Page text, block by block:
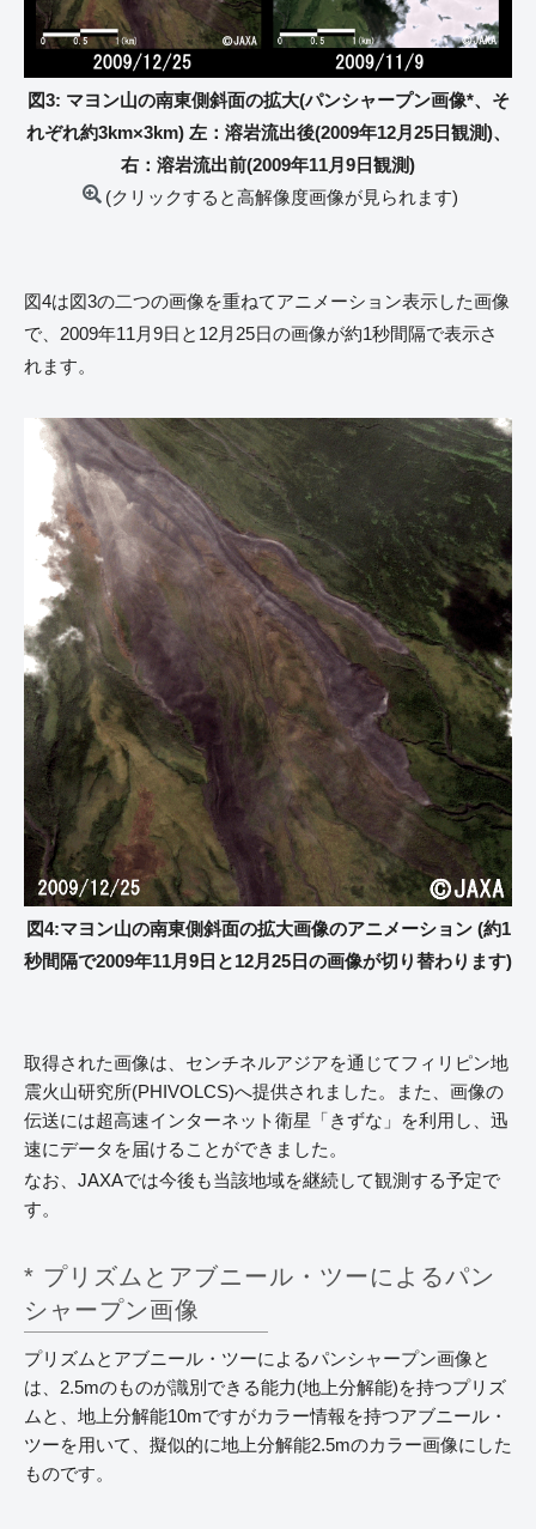
図3: マヨン山の南東側斜面の拡大(パンシャープン画像*、そ
れぞれ約3km×3km) 左：溶岩流出後(2009年12月25日観測)、
右：溶岩流出前(2009年11月9日観測)
(クリックすると高解像度画像が見られます)
図4は図3の二つの画像を重ねてアニメーション表示した画像
で、2009年11月9日と12月25日の画像が約1秒間隔で表示さ
れます。
図4:マヨン山の南東側斜面の拡大画像のアニメーション (約1
秒間隔で2009年11月9日と12月25日の画像が切り替わります)
取得された画像は、センチネルアジアを通じてフィリピン地
震火山研究所(PHIVOLCS)へ提供されました。また、画像の
伝送には超高速インターネット衛星「きずな」を利用し、迅
速にデータを届けることができました。
なお、JAXAでは今後も当該地域を継続して観測する予定で
す。
* プリズムとアブニール・ツーによるパン
シャープン画像
プリズムとアブニール・ツーによるパンシャープン画像と
は、2.5mのものが識別できる能力(地上分解能)を持つプリズ
ムと、地上分解能10mですがカラー情報を持つアブニール・
ツーを用いて、擬似的に地上分解能2.5mのカラー画像にした
ものです。